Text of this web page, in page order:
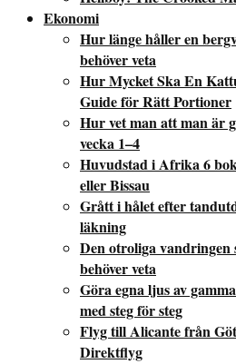
Ekonomi
Hur länge håller en
behöver veta
Hur Mycket Ska En
Guide för Rätt Portioner
Hur vet man att man är
vecka 1–4
Huvudstad i Afrika 6
eller Bissau
Grått i hålet efter
läkning
Den otroliga vandringen
behöver veta
Göra egna ljus av
med steg för steg
Flyg till Alicante från
Direktflyg